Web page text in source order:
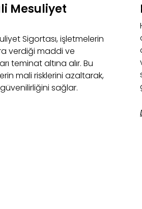
Mesuliyet
Sigortası, işletmelerin
verdiği maddi ve
teminat altına alır. Bu
mali risklerini azaltarak,
sağlar.